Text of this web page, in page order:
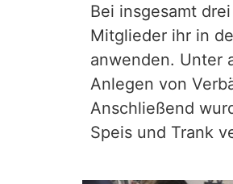
Bei insgesamt
Mitglieder ihr in
anwenden. Unter
Anlegen von
Anschließend
Speis und Trank